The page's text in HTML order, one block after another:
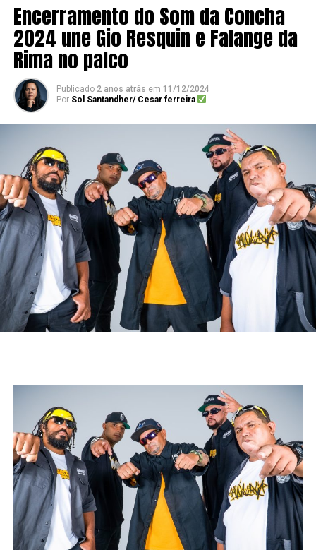
Encerramento do Som da Concha
2024 une Gio Resquin e Falange da
Rima no palco
Publicado 2 anos atrás em 11/12/2024
Por Sol Santandher/ Cesar ferreira